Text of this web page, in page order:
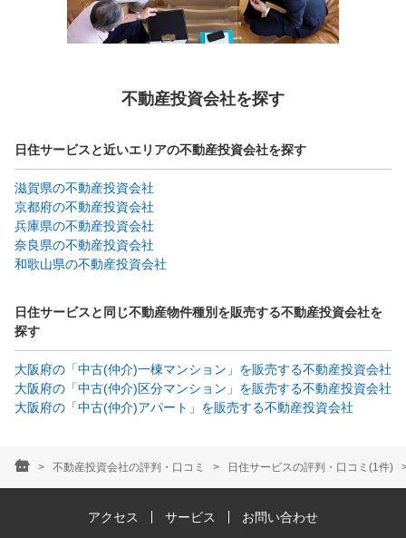
不動産投資会社を探す
日住サービスと近いエリアの不動産投資会社を探す
滋賀県の不動産投資会社
京都府の不動産投資会社
兵庫県の不動産投資会社
奈良県の不動産投資会社
和歌山県の不動産投資会社
日住サービスと同じ不動産物件種別を販売する不動産投資会社を
探す
大阪府の「中古(仲介)一棟マンション」を販売する不動産投資会社
大阪府の「中古(仲介)区分マンション」を販売する不動産投資会社
大阪府の「中古(仲介)アパート」を販売する不動産投資会社
不動産投資会社の評判・口コミ 日住サービスの評判・口コミ(1件)
アクセス サービス お問い合わせ